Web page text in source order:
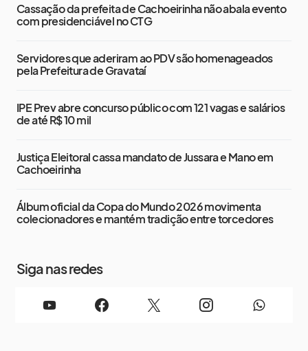
Cassação da prefeita de Cachoeirinha não abala evento
com presidenciável no CTG
Servidores que aderiram ao PDV são homenageados
pela Prefeitura de Gravataí
IPE Prev abre concurso público com 121 vagas e salários
de até R$ 10 mil
Justiça Eleitoral cassa mandato de Jussara e Mano em
Cachoeirinha
Álbum oficial da Copa do Mundo 2026 movimenta
colecionadores e mantém tradição entre torcedores
Siga nas redes